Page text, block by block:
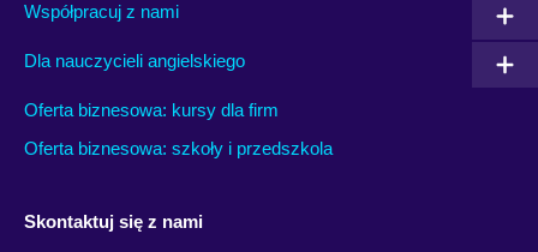
Współpracuj z nami
Dla nauczycieli angielskiego
Oferta biznesowa: kursy dla firm
Oferta biznesowa: szkoły i przedszkola
Skontaktuj się z nami